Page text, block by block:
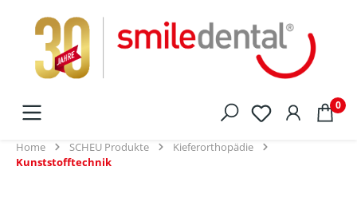
springen
0
Home SCHEU Produkte
Kieferorthopädie
Kunststofftechnik